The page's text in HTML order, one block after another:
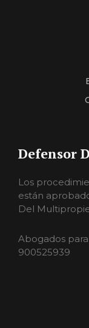
Defensor
Los
están
Del
Abogados
900525939